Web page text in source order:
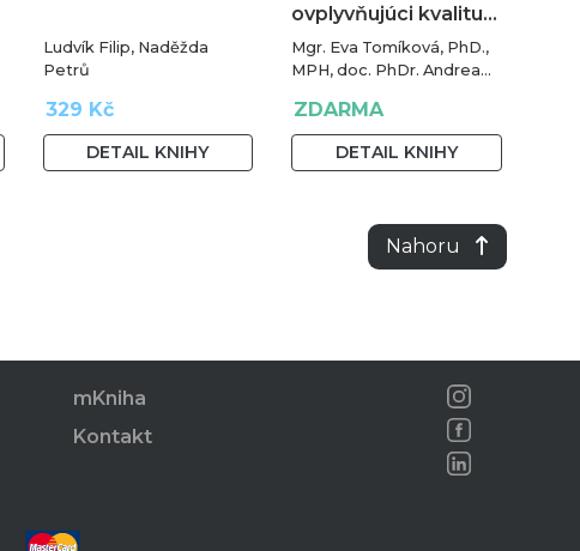
Ludvík Filip, Naděžda
Petrů
329 Kč
DETAIL KNIHY
ovplyvňujúci kvalitu…
Mgr. Eva Tomíková, PhD.,
MPH, doc. PhDr. Andrea
prof.
ZDARMA
DETAIL KNIHY
Nahoru
mKniha
Kontakt